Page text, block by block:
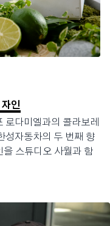
인
로다미엘과의 콜라보레
성자동차의 두 번째 향
스튜디오 사월과 함